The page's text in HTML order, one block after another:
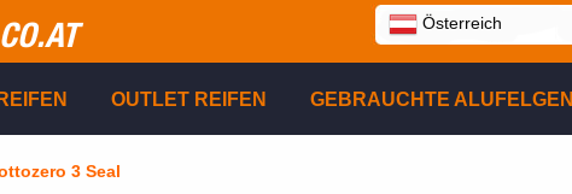
Österreich
OUTLET REIFEN GEBRAUCHTE ALUFELGEN
3 Seal